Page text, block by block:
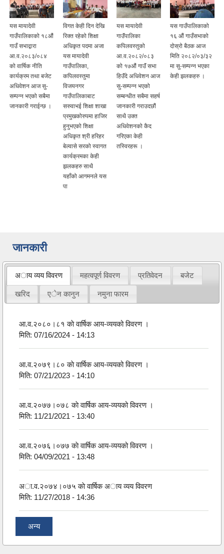
यस मायादेवी
गाउँपालिकाको १८औं
गाउँ सभाद्वारा
आ.व.२०८३/०८४
को वार्षिक नीति
कार्यक्रम तथा बजेट
अधिवेशन आज सु-
सम्पन्न भएको सबैमा
जानकारी गराईन्छ ।
विगत केही दिन देखि
रिक्त रहेको शिक्षा
अधिकृत पदमा अजा
यस मायादेवी
गाउँपालिका,
कपिलवस्तुमा
विजयनगर
गाउँपालिकाबाट
सरुवाभई शिक्षा शाखा
प्रमुखकोरुपमा हाजिर
हुनुभएको शिक्षा
अधिकृत श्री हरिहर
बेल्वासे सरको स्वागत
कार्यक्रमका केही
झलकहरु साथै
यहाँको आगमनले यस
पा
यस मायादेवी
गाउॅंपालिका
कपिलवस्तुको
आ.व.२०८२/०८३
को १७औं गाउॅं सभा
हिउॅंदे अधिवेशन आज
सु-सम्पन्न भएको
सम्बन्धीत सबैमा सहर्ष
जानकारी गराउदछौं
साथै उक्त
अधिवेशनको कैद
गरिएका केही
तस्विरहरू ।
यस गाउँपालिकाको
१६ औं गाउँसभाको
दोस्रो बैठक आज
मिति २०८२/०३/३२
मा सु-सम्पन्न भएका
केही झलकहरु ।
जानकारी
अाय व्यय विवरण महत्वपूर्ण विवरण प्रतिवेदन बजेट
खरिद एेन कानुन नमुना फारम
आ.व.२०८०।८१ काे वार्षिक आय-व्ययको विवरण ।
मिति:07/16/2024 - 14:13
आ.व.२०७९।८० काे वार्षिक आय-व्ययको विवरण ।
मिति:07/21/2023 - 14:10
आ.व.२०७७।०७८ काे वार्षिक आय-व्ययको विवरण ।
मिति: 11/21/2021 - 13:40
आ.व.२०७६।०७७ काे वार्षिक आय-व्ययको विवरण ।
मिति:04/09/2021 - 13:48
अा.व.२०७४।०७५ काे वार्षिक अाय व्यय विवरण
मिति: 11/27/2018 - 14:36
अन्य